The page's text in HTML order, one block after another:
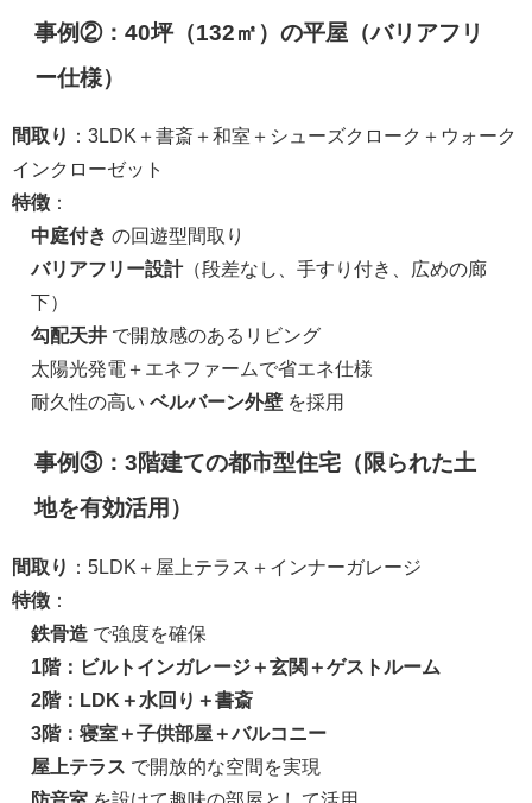
事例②：40坪（132㎡）の平屋（バリアフリ
ー仕様）
間取り
：3LDK＋書斎＋和室＋シューズクローク＋ウォーク
インクローゼット
特徴 ：
中庭付き の回遊型間取り
バリアフリー設計（段差なし、手すり付き、広めの廊
下）
勾配天井 で開放感のあるリビング
太陽光発電＋エネファームで省エネ仕様
耐久性の高い ベルバーン外壁 を採用
事例③：3階建ての都市型住宅（限られた土
地を有効活用）
間取り
：5LDK＋屋上テラス＋インナーガレージ
特徴 ：
鉄骨造 で強度を確保
1階：ビルトインガレージ＋玄関＋ゲストルーム
2階：LDK＋水回り＋書斎
3階：寝室＋子供部屋＋バルコニー
屋上テラス で開放的な空間を実現
防音室 を設けて趣味の部屋として活用